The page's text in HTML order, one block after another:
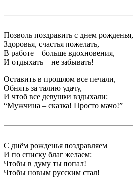
Позволь поздравить с днем рожденья,
Здоровья, счастья пожелать,
В работе – больше вдохновения,
И отдыхать – не забывать!
Оставить в прошлом все печали,
Обнять за талию удачу,
И чтоб все девушки вздыхали:
“Мужчина – сказка! Просто мачо!”
С днём рожденья поздравляем
И по списку благ желаем:
Чтобы в думу ты попал!
Чтобы новым русским стал!